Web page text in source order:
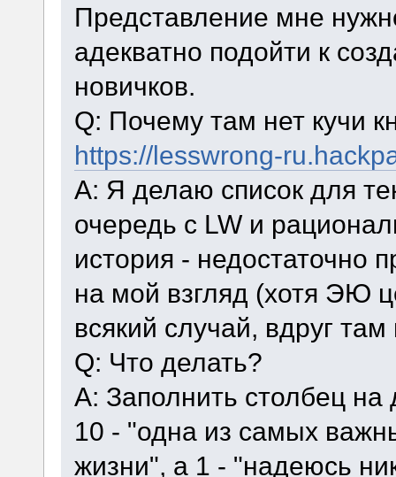
Представление мне
адекватно подойти к
новичков.
Q: Почему там нет кучи
https://lesswrong-
A: Я делаю список для
очередь с LW и
история - недостаточно
на мой взгляд (хотя ЭЮ
всякий случай, вдруг
Q: Что делать?
A: Заполнить столбец на
10 - "одна из самых
жизни", а 1 - "надеюсь